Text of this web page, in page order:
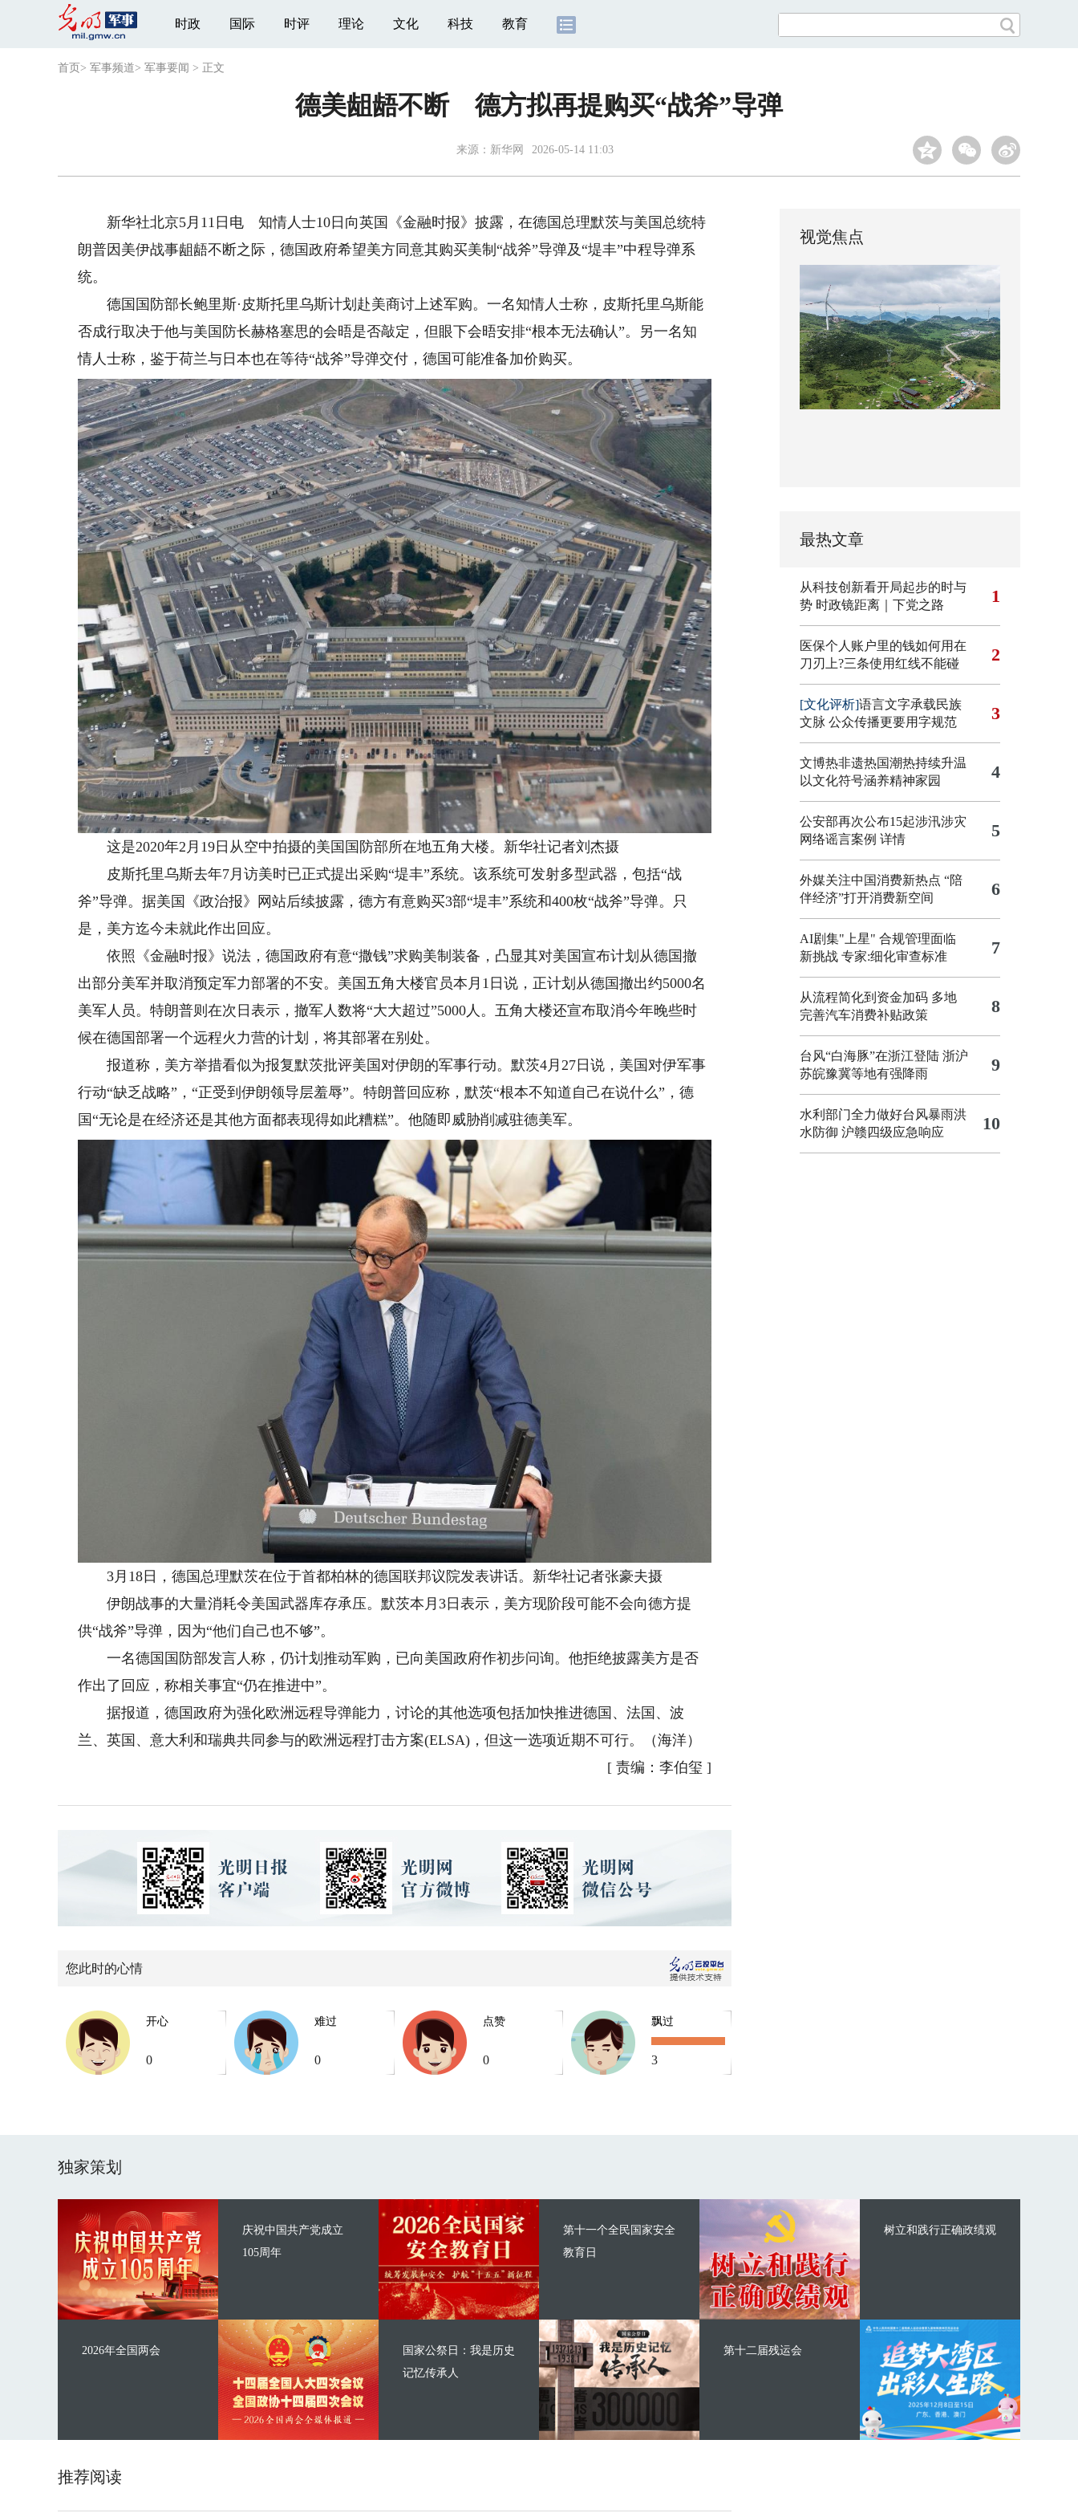
时政 国际 时评 理论 文化 科技 教育
首页 > 军事频道> 军事要闻 > 正文
德美龃龉不断 德方拟再提购买“战斧”导弹
来源： 新华网 2026-05-14 11:03
新华社北京5月11日电 知情人士10日向英国《金融时报》披露，在德国总理默茨与美国总统特
朗普因美伊战事龃龉不断之际，德国政府希望美方同意其购买美制“战斧”导弹及“堤丰”中程导弹系
统。
德国国防部长鲍里斯·皮斯托里乌斯计划赴美商讨上述军购。一名知情人士称，皮斯托里乌斯能
否成行取决于他与美国防长赫格塞思的会晤是否敲定，但眼下会晤安排“根本无法确认”。另一名知
情人士称，鉴于荷兰与日本也在等待“战斧”导弹交付，德国可能准备加价购买。
这是2020年2月19日从空中拍摄的美国国防部所在地五角大楼。新华社记者刘杰摄
皮斯托里乌斯去年7月访美时已正式提出采购“堤丰”系统。该系统可发射多型武器，包括“战
斧”导弹。据美国《政治报》网站后续披露，德方有意购买3部“堤丰”系统和400枚“战斧”导弹。只
是，美方迄今未就此作出回应。
依照《金融时报》说法，德国政府有意“撒钱”求购美制装备，凸显其对美国宣布计划从德国撤
出部分美军并取消预定军力部署的不安。美国五角大楼官员本月1日说，正计划从德国撤出约5000名
美军人员。特朗普则在次日表示，撤军人数将“大大超过”5000人。五角大楼还宣布取消今年晚些时
候在德国部署一个远程火力营的计划，将其部署在别处。
报道称，美方举措看似为报复默茨批评美国对伊朗的军事行动。默茨4月27日说，美国对伊军事
行动“缺乏战略”，“正受到伊朗领导层羞辱”。特朗普回应称，默茨“根本不知道自己在说什么”，德
国“无论是在经济还是其他方面都表现得如此糟糕”。他随即威胁削减驻德美军。
3月18日，德国总理默茨在位于首都柏林的德国联邦议院发表讲话。新华社记者张豪夫摄
伊朗战事的大量消耗令美国武器库存承压。默茨本月3日表示，美方现阶段可能不会向德方提
供“战斧”导弹，因为“他们自己也不够”。
一名德国国防部发言人称，仍计划推动军购，已向美国政府作初步问询。他拒绝披露美方是否
作出了回应，称相关事宜“仍在推进中”。
据报道，德国政府为强化欧洲远程导弹能力，讨论的其他选项包括加快推进德国、法国、波
兰、英国、意大利和瑞典共同参与的欧洲远程打击方案(ELSA)，但这一选项近期不可行。（海洋）
[ 责编：李伯玺 ]
您此时的心情
开心
0
难过
0
点赞
0
飘过
3
视觉焦点
最热文章
从科技创新看开局起步的时与
势 时政镜距离｜下党之路 1
医保个人账户里的钱如何用在
刀刃上?三条使用红线不能碰
2
[文化评析]语言文字承载民族
文脉 公众传播更要用字规范
3
文博热非遗热国潮热持续升温
以文化符号涵养精神家园
4
公安部再次公布15起涉汛涉灾
网络谣言案例 详情 5
外媒关注中国消费新热点 “陪
伴经济”打开消费新空间
6
AI剧集"上星" 合规管理面临
新挑战 专家:细化审查标准
7
从流程简化到资金加码 多地
完善汽车消费补贴政策
8
台风“白海豚”在浙江登陆 浙沪
苏皖豫冀等地有强降雨
9
水利部门全力做好台风暴雨洪
水防御 沪赣四级应急响应 10
独家策划
庆祝中国共产党成立
105周年
2026年全国两会
第十一个全民国家安全
教育日
国家公祭日：我是历史
记忆传承人
树立和践行正确政绩观
第十二届残运会
推荐阅读